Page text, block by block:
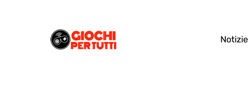
Notizie